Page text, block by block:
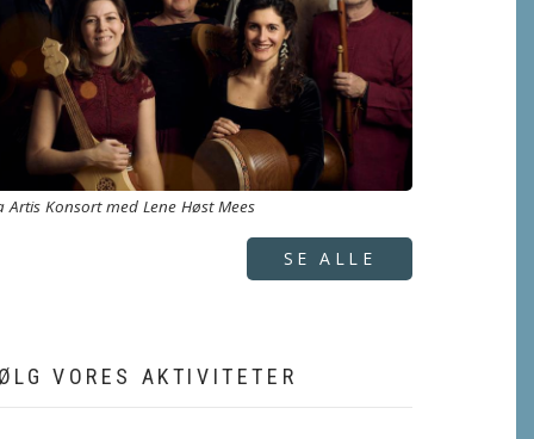
Artis Konsort med Lene Høst Mees
SE ALLE
VORES AKTIVITETER